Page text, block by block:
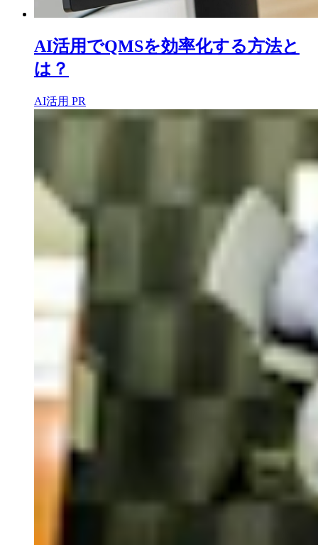
AI活用でQMSを効率化する方法と
は？
AI活用 PR